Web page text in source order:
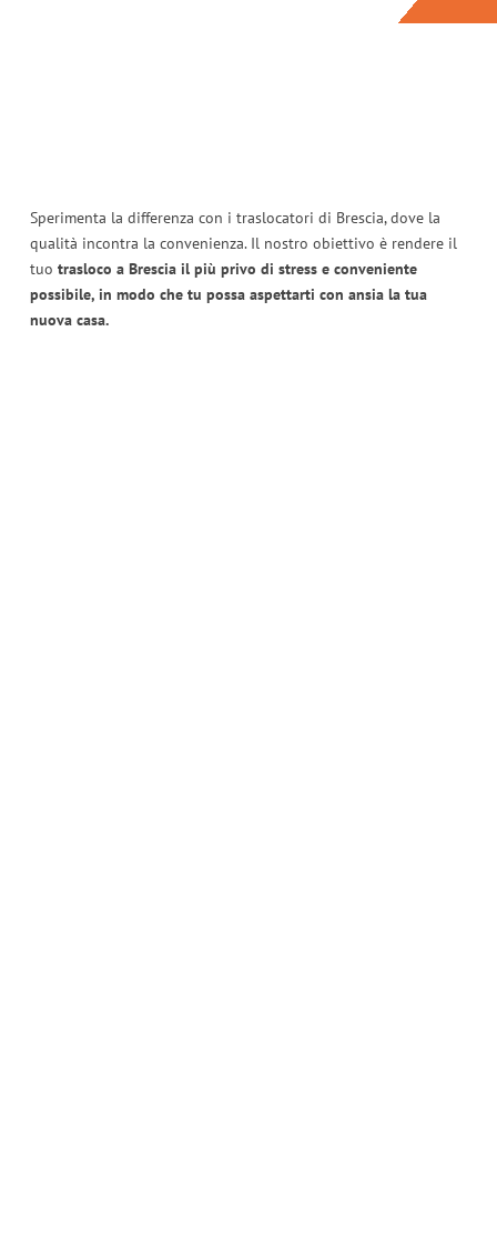
Sperimenta la differenza con i traslocatori di Brescia, dove la
qualità incontra la convenienza. Il nostro obiettivo è rendere il
tuo trasloco a Brescia il più privo di stress e conveniente
possibile, in modo che tu possa aspettarti con ansia la tua
nuova casa.